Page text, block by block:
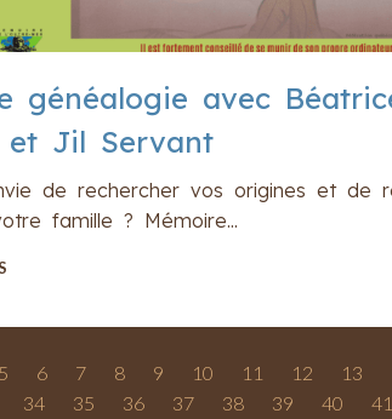
généalogie avec
et Jil Servant
de rechercher vos origines et de
famille ? Mémoire...
5 6 7 8 9 10 11 12 13
34 35 36 37 38 39 40 41